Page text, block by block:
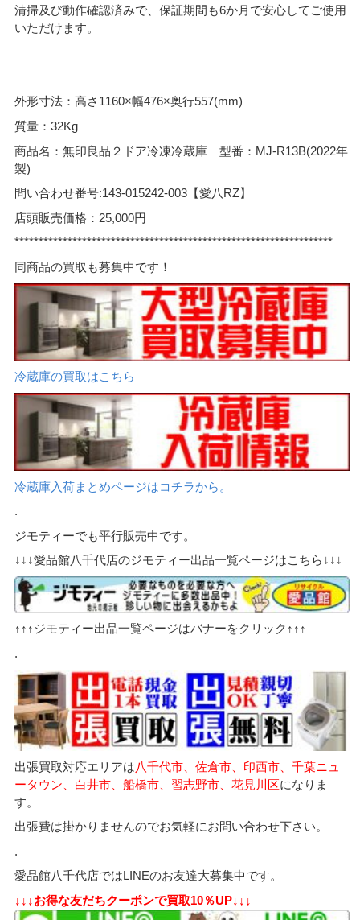
清掃及び動作確認済みで、保証期間も6か月で安心してご使用
いただけます。
外形寸法：高さ1160×幅476×奥行557(mm)
質量：32Kg
商品名：無印良品２ドア冷凍冷蔵庫 型番：MJ-R13B(2022年
製)
問い合わせ番号:143-015242-003【愛八RZ】
店頭販売価格：25,000円
******************************************************************
同商品の買取も募集中です！
冷蔵庫の買取はこちら
冷蔵庫入荷まとめページはコチラから。
.
ジモティーでも平行販売中です。
↓↓↓愛品館八千代店のジモティー出品一覧ページはこちら↓↓↓
↑↑↑ジモティー出品一覧ページはバナーをクリック↑↑↑
.
出張買取対応エリアは八千代市、佐倉市、印西市、千葉ニュ
ータウン、白井市、船橋市、習志野市、花見川区になりま
す。
出張費は掛かりませんのでお気軽にお問い合わせ下さい。
.
愛品館八千代店ではLINEのお友達大募集中です。
↓↓↓お得な友だちクーポンで買取10％UP↓↓↓